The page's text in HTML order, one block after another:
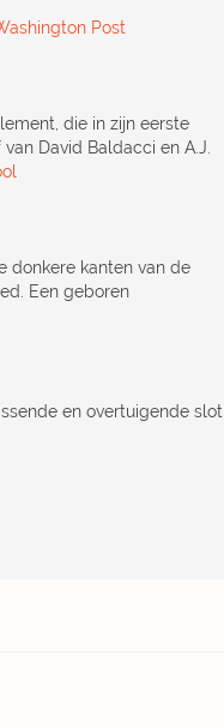
Post
die in zijn eerste
David Baldacci en A.J.
donkere kanten van de
Een geboren
en overtuigende slot